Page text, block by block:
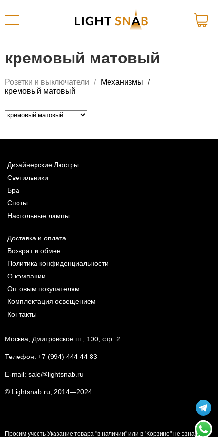
кремовый матовый
Розетки и выключатели
Механизмы
кремовый матовый
Дизайнерские Люстры
Светильники
Бра
Споты
Настольные лампы
Доставка и оплата
Возврат и обмен
Политика конфиденциальности
О компании
Оптовым покупателям
Комплектация освещением
Контакты
Москва, Дмитровское ш., 100, стр. 2
Телефон: +7 (994) 444 44 83
E-mail: sale@lightsnab.ru
© Lightsnab.ru, 2014—2024
Просим учесть Указание товара "в наличии" или в "Корзине" не означает